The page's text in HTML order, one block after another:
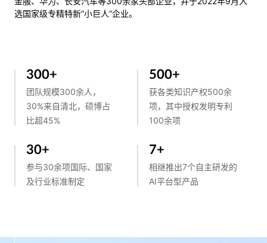
选国家级专精特新“小巨人”企业。
300+
团队规模300余人，
30%来自清北，硕博占
比超45%
500+
获各类知识产权500余
项，其中授权发明专利
100余项
30+
参与30余项国际、国家
及行业标准制定
7+
相继推出7个自主研发的
AI平台型产品